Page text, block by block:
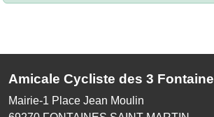
Amicale Cycliste des 3
Mairie-1 Place Jean Moulin